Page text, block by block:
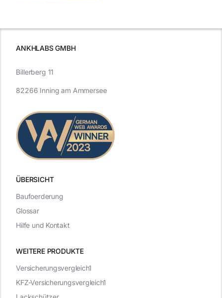
ANKHLABS GMBH
ÜBERSICHT
WEITERE PRODUKTE
Versicherungsvergleich1
KFZ-Versicherungsvergleich1
Billerberg 11
82266 Inning am Ammersee
Baufoerderung
Glossar
Hilfe und Kontakt